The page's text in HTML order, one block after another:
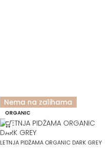
RASPRODATO
ORGANIC
Nema na zalihama
LETNJA PIDŽAMA ORGANIC DARK GREY